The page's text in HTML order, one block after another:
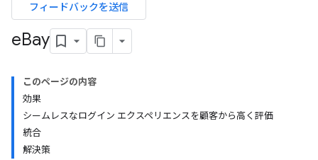
フィードバックを送信
eBay
このページの内容
効果
シームレスなログイン エクスペリエンスを顧客から高く評価
統合
解決策